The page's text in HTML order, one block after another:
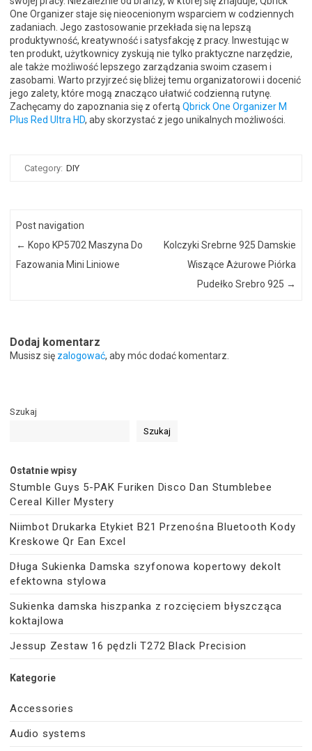
One Organizer staje się nieocenionym wsparciem w codziennych
zadaniach. Jego zastosowanie przekłada się na lepszą
produktywność, kreatywność i satysfakcję z pracy. Inwestując w
ten produkt, użytkownicy zyskują nie tylko praktyczne narzędzie,
ale także możliwość lepszego zarządzania swoim czasem i
zasobami. Warto przyjrzeć się bliżej temu organizatorowi i docenić
jego zalety, które mogą znacząco ułatwić codzienną rutynę.
Zachęcamy do zapoznania się z ofertą Qbrick One Organizer M
Plus Red Ultra HD, aby skorzystać z jego unikalnych możliwości.
Category: DIY
Post navigation
← Kopo KP5702 Maszyna Do
Fazowania Mini Liniowe
Kolczyki Srebrne 925 Damskie
Wiszące Ażurowe Piórka
Pudełko Srebro 925 →
Dodaj komentarz
Musisz się zalogować, aby móc dodać komentarz.
Szukaj
Szukaj
Ostatnie wpisy
Stumble Guys 5-PAK Furiken Disco Dan Stumblebee
Cereal Killer Mystery
Niimbot Drukarka Etykiet B21 Przenośna Bluetooth Kody
Kreskowe Qr Ean Excel
Długa Sukienka Damska szyfonowa kopertowy dekolt
efektowna stylowa
Sukienka damska hiszpanka z rozcięciem błyszcząca
koktajlowa
Jessup Zestaw 16 pędzli T272 Black Precision
Kategorie
Accessories
Audio systems